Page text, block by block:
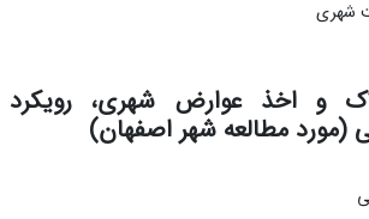
و اخذ عوارض شهری، رویکرد
(مورد مطالعه شهر اصفهان)